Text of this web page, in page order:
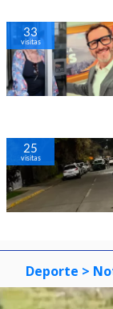
33
visitas
25
visitas
Deporte >